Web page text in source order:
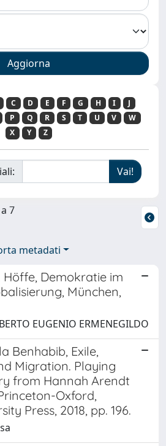
C D E F G H I
J
P Q R S T U V
W
X
Y Z
7
metadati
Höffe, Demokratie im
München,
EUGENIO ERMENEGILDO
Benhabib, Exile,
Migration. Playing
from Hannah Arendt
Oxford,
Press, 2018, pp. 196.